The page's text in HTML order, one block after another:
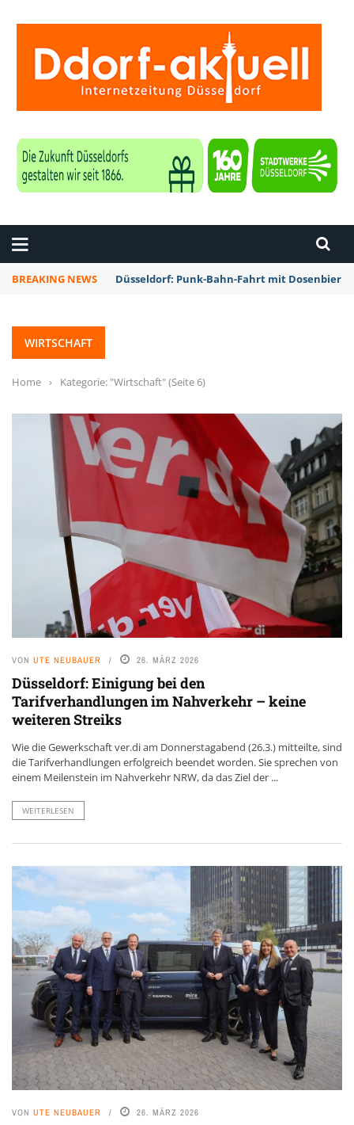
BREAKING NEWS Düsseldorf: Rheinbahn testet Technik zur
WIRTSCHAFT
Home › Kategorie: "Wirtschaft"(Seite 6)
VON UTE NEUBAUER 26. MÄRZ 2026
Düsseldorf: Einigung bei den
Tarifverhandlungen im Nahverkehr – keine
weiteren Streiks
Wie die Gewerkschaft ver.di am Donnerstagabend (26.3.) mitteilte, sind
die Tarifverhandlungen erfolgreich beendet worden. Sie sprechen von
einem Meilenstein im Nahverkehr NRW, da das Ziel der ...
WEITERLESEN
VON UTE NEUBAUER 26. MÄRZ 2026